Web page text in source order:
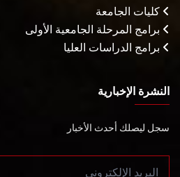
كليات الجامعة
برامج المرحلة الجامعية الأولى
برامج الدراسات العليا
النشرة الإخبارية
سجل ليصلك أحدث الأخبار